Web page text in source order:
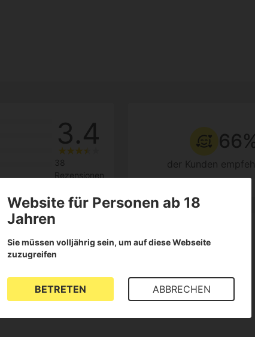
3.4
38
Rezensionen
der Kunden
Alle Sprachen anzeigen (38)
Website für Personen ab 18
Jahren
Sie müssen volljährig sein, um auf diese Webseite
zuzugreifen
BETRETEN ABBRECHEN